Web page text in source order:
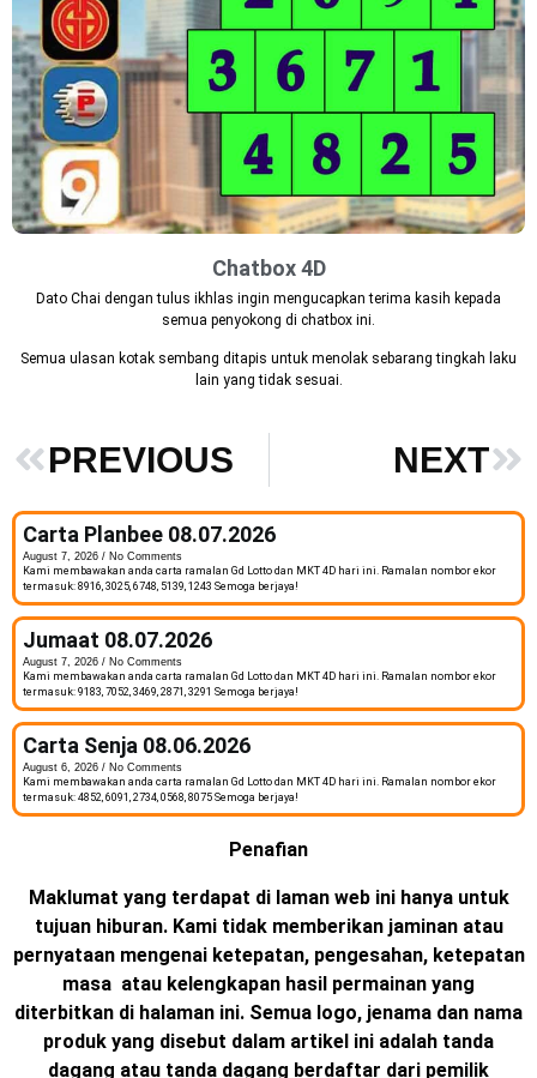
Chatbox 4D
Dato Chai dengan tulus ikhlas ingin mengucapkan terima kasih kepada
semua penyokong di chatbox ini.
Semua ulasan kotak sembang ditapis untuk menolak sebarang tingkah laku
lain yang tidak sesuai.
PREVIOUS NEXT
Carta Planbee 08.07.2026
August 7, 2026
No Comments
Kami membawakan anda carta ramalan Gd Lotto dan MKT 4D hari ini. Ramalan nombor ekor
termasuk: 8916, 3025, 6748, 5139, 1243 Semoga berjaya!
Jumaat 08.07.2026
August 7, 2026
No Comments
Kami membawakan anda carta ramalan Gd Lotto dan MKT 4D hari ini. Ramalan nombor ekor
termasuk: 9183, 7052, 3469, 2871, 3291 Semoga berjaya!
Carta Senja 08.06.2026
August 6, 2026
No Comments
Kami membawakan anda carta ramalan Gd Lotto dan MKT 4D hari ini. Ramalan nombor ekor
termasuk: 4852, 6091, 2734, 0568, 8075 Semoga berjaya!
Penafian
Maklumat yang terdapat di laman web ini hanya untuk
tujuan hiburan. Kami tidak memberikan jaminan atau
pernyataan mengenai ketepatan, pengesahan, ketepatan
masa atau kelengkapan hasil permainan yang
diterbitkan di halaman ini. Semua logo, jenama dan nama
produk yang disebut dalam artikel ini adalah tanda
dagang atau tanda dagang berdaftar dari pemilik